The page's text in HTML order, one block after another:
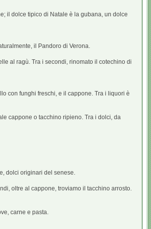
il dolce tipico di Natale è la gubana, un dolce
il Pandoro di Verona.
al ragù. Tra i secondi, rinomato il cotechino di
con funghi freschi, e il cappone. Tra i liquori è
cappone o tacchino ripieno. Tra i dolci, da
dolci originari del senese.
oltre al cappone, troviamo il tacchino arrosto.
carne e pasta.